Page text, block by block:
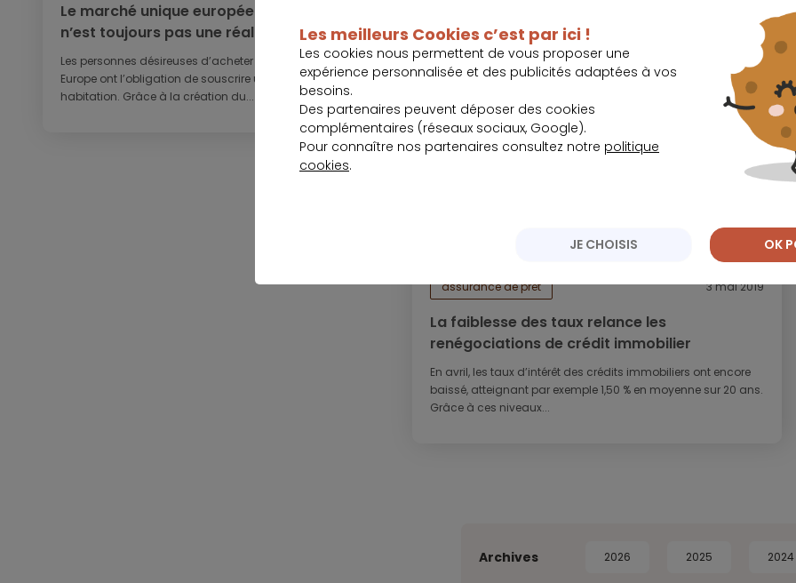
Le marché unique européen de l’assurance
n’est toujours pas une réalité
Les personnes désireuses d’acheter ou de louer un bien en
Europe ont l’obligation de souscrire une assurance
habitation. Grâce à la création du...
aux assurances
Pour les non-initiés, le jargon de l’assurance peut s’avérer être
un véritable casse-tête, voire un univers totalement
assurance de prêt 3 mai 2019
La faiblesse des taux relance les
renégociations de crédit immobilier
En avril, les taux d’intérêt des crédits immobiliers ont encore
baissé, atteignant par exemple 1,50 % en moyenne sur 20 ans.
Grâce à ces niveaux...
Archives 2026 2025 2024
Les meilleurs Cookies c’est par ici !
Les cookies nous permettent de vous proposer une
expérience personnalisée et des publicités adaptées à vos
besoins.
Des partenaires peuvent déposer des cookies
complémentaires (réseaux sociaux, Google).
Pour connaître nos partenaires consultez notre politique
cookies.
JE CHOISIS OK